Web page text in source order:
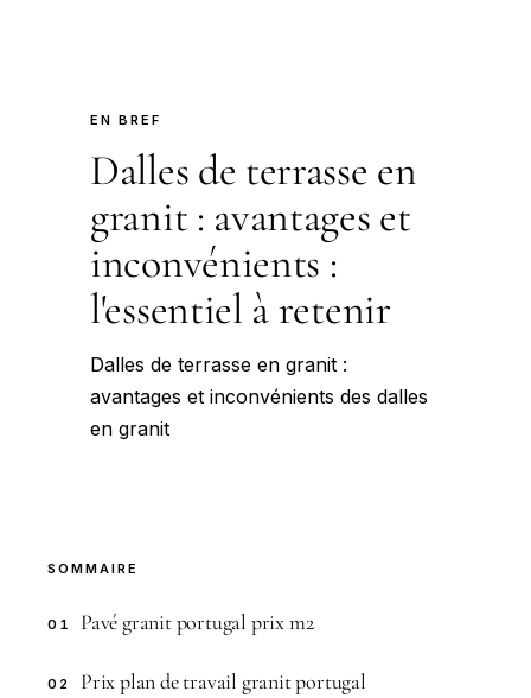
EN BREF
Dalles de terrasse en
granit : avantages et
inconvénients :
l'essentiel à retenir
Dalles de terrasse en granit :
avantages et inconvénients des dalles
en granit
SOMMAIRE
01 Pavé granit portugal prix m2
02 Prix plan de travail granit portugal